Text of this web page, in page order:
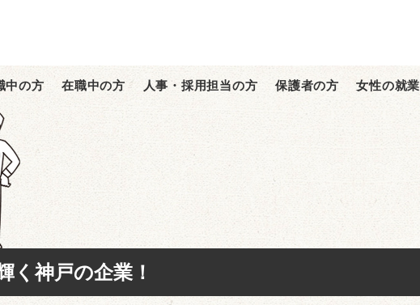
中の方 在職中の方 人事・採用担当の方 保護者の方 女性の就業
く神戸の企業！